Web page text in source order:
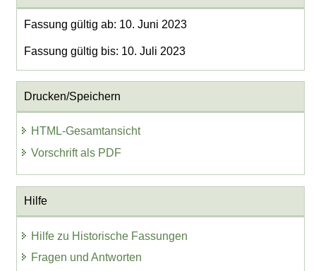
Fassung gültig ab: 10. Juni 2023
Fassung gültig bis: 10. Juli 2023
Drucken/Speichern
HTML-Gesamtansicht
Vorschrift als PDF
Hilfe
Hilfe zu Historische Fassungen
Fragen und Antworten